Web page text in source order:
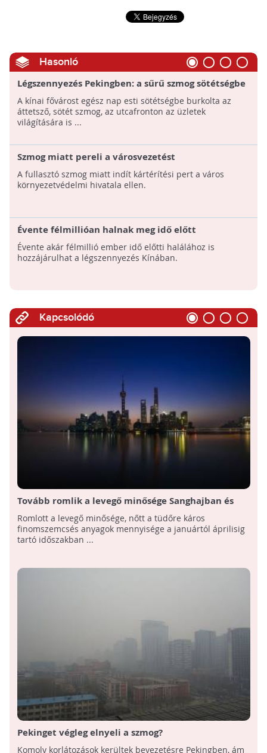
Hasonló
Légszennyezés Pekingben: a sűrű szmog sötétségbe
borította a kínai fővárost
A kínai fővárost egész nap esti sötétségbe burkolta az
áttetsző, sötét szmog, az utcafronton az üzletek
világítására is ...
Szmog miatt pereli a városvezetést
A fullasztó szmog miatt indít kártérítési pert a város
környezetvédelmi hivatala ellen.
Évente félmillióan halnak meg idő előtt
Évente akár félmillió ember idő előtti halálához is
hozzájárulhat a légszennyezés Kínában.
Kapcsolódó
Tovább romlik a levegő minősége Sanghajban és
környékén
Romlott a levegő minősége, nőtt a tüdőre káros
finomszemcsés anyagok mennyisége a januártól áprilisig
tartó időszakban ...
Pekinget végleg elnyeli a szmog?
Komoly korlátozások kerültek bevezetésre Pekingben, ám